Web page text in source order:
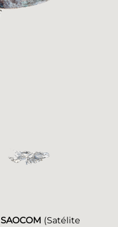
SAOCOM (Satélite